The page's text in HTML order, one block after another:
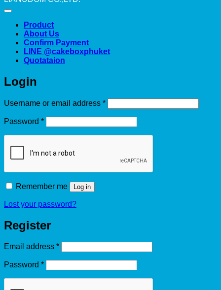
Product
About Us
Confirm Payment
LINE @cakeboxphuket
Quotataion
Login
Username or email address *Required
Password *Required
Remember me Log in
Lost your password?
Register
Email address *Required
Password *Required